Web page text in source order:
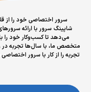
اختصاصی خود را از قلب شبکه
سرور با ارائه سرورهای قدرتمند
تا کسب‌وکار خود را با بالاترین
با سال‌ها تجربه در زمینه
کار با سرور اختصاصی داشته باشید.